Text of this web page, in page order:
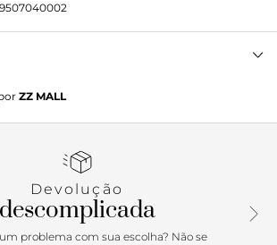
na ponta. Traz tira fina sobre os
da parte frontal e sobem até a parte
com inscrição do nome da marca.
ZZ MALL
Devolução
descomplicada
problema com sua escolha? Não se